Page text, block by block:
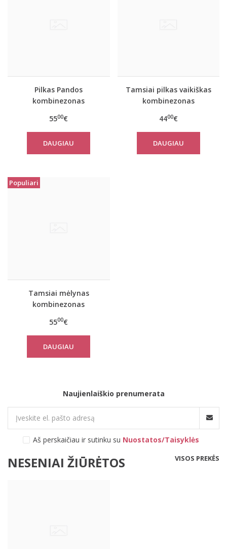
Pilkas Pandos
kombinezonas
5500€
DAUGIAU
Tamsiai pilkas vaikiškas
kombinezonas
4400€
DAUGIAU
Populiari
Tamsiai mėlynas
kombinezonas
5500€
DAUGIAU
Naujienlaiškio prenumerata
Aš perskaičiau ir sutinku su Nuostatos/Taisyklės
NESENIAI ŽIŪRĖTOS VISOS PREKĖS